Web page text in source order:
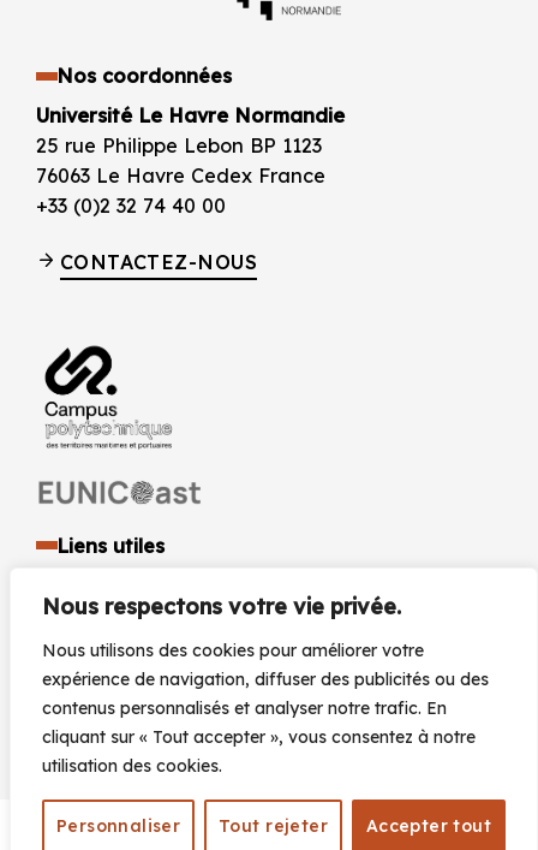
Nous respectons votre vie privée.
Nous utilisons des cookies pour améliorer votre
expérience de navigation, diffuser des publicités ou des
contenus personnalisés et analyser notre trafic. En
cliquant sur « Tout accepter », vous consentez à notre
utilisation des cookies.
Personnaliser Tout rejeter Accepter tout
Liens utiles
Espace presse et médias
Documents réglementaires
Marchés Publics
Actualités
Agenda
Nos coordonnées
Université Le Havre Normandie
25 rue Philippe Lebon BP 1123
76063 Le Havre Cedex France
+33 (0)2 32 74 40 00
CONTACTEZ-NOUS
© 2026 |Plan du site |Mentions légales|Accessibilité